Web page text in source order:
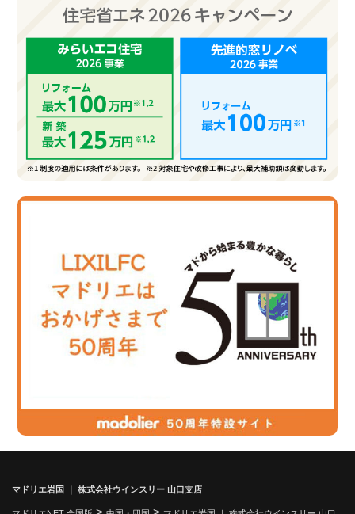
マドリエ岩国 ｜ 株式会社ウインスリー 山口支店